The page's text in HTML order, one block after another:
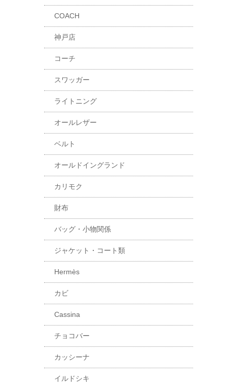
COACH
神戸店
コーチ
スワッガー
ライトニング
オールレザー
ベルト
オールドイングランド
カリモク
財布
バッグ・小物関係
ジャケット・コート類
Hermès
カビ
Cassina
チョコバー
カッシーナ
イルドシキ